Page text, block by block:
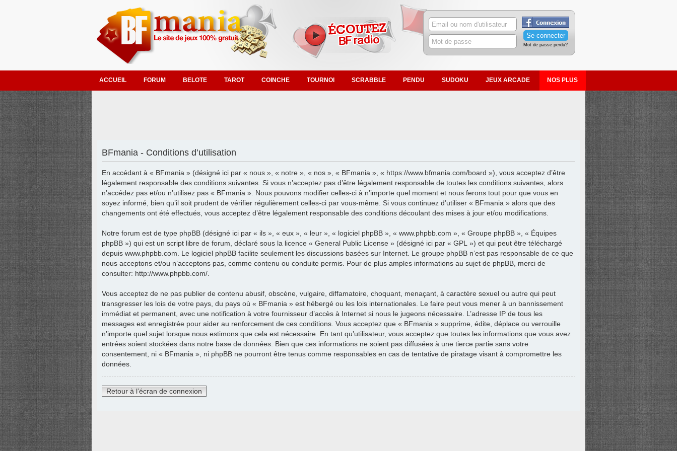
Mot de passe perdu?
ACCUEIL FORUM BELOTE TAROT COINCHE TOURNOI SCRABBLE PENDU SUDOKU JEUX ARCADE NOS PLUS
BFmania - Conditions d’utilisation
En accédant à « BFmania » (désigné ici par « nous », « notre », « nos », « BFmania », « https://www.bfmania.com/board »), vous acceptez d’être
légalement responsable des conditions suivantes. Si vous n’acceptez pas d’être légalement responsable de toutes les conditions suivantes, alors
n’accédez pas et/ou n’utilisez pas « BFmania ». Nous pouvons modifier celles-ci à n’importe quel moment et nous ferons tout pour que vous en
soyez informé, bien qu’il soit prudent de vérifier régulièrement celles-ci par vous-même. Si vous continuez d’utiliser « BFmania » alors que des
changements ont été effectués, vous acceptez d’être légalement responsable des conditions découlant des mises à jour et/ou modifications.
Notre forum est de type phpBB (désigné ici par « ils », « eux », « leur », « logiciel phpBB », « www.phpbb.com », « Groupe phpBB », « Équipes
phpBB ») qui est un script libre de forum, déclaré sous la licence « General Public License » (désigné ici par « GPL ») et qui peut être téléchargé
depuis www.phpbb.com . Le logiciel phpBB facilite seulement les discussions basées sur Internet. Le groupe phpBB n’est pas responsable de ce que
nous acceptons et/ou n’acceptons pas, comme contenu ou conduite permis. Pour de plus amples informations au sujet de phpBB, merci de
consulter: http://www.phpbb.com/
Vous acceptez de ne pas publier de contenu abusif, obscène, vulgaire, diffamatoire, choquant, menaçant, à caractère sexuel ou autre qui peut
transgresser les lois de votre pays, du pays où « BFmania » est hébergé ou les lois internationales. Le faire peut vous mener à un bannissement
immédiat et permanent, avec une notification à votre fournisseur d’accès à Internet si nous le jugeons nécessaire. L’adresse IP de tous les
messages est enregistrée pour aider au renforcement de ces conditions. Vous acceptez que « BFmania » supprime, édite, déplace ou verrouille
n’importe quel sujet lorsque nous estimons que cela est nécessaire. En tant qu’utilisateur, vous acceptez que toutes les informations que vous avez
entrées soient stockées dans notre base de données. Bien que ces informations ne soient pas diffusées à une tierce partie sans votre
consentement, ni « BFmania », ni phpBB ne pourront être tenus comme responsables en cas de tentative de piratage visant à compromettre les
données.
Retour à l’écran de connexion